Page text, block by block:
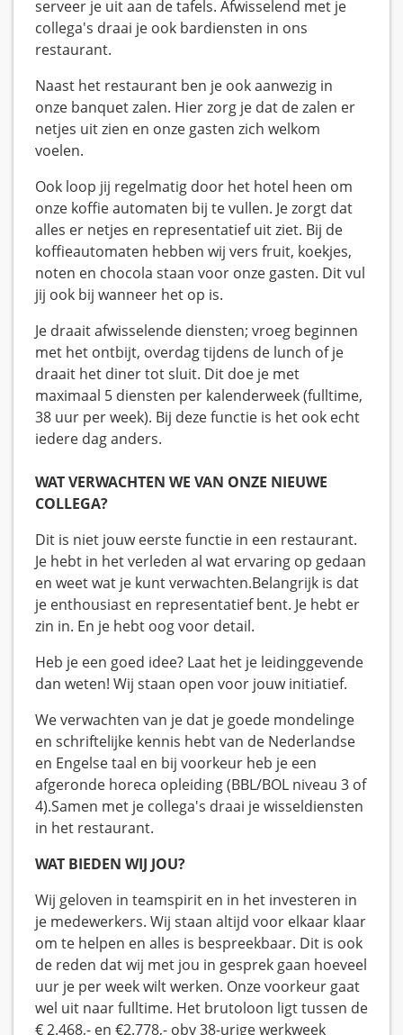
serveer je uit aan de tafels. Afwisselend met je
collega's draai je ook bardiensten in ons
restaurant.
Naast het restaurant ben je ook aanwezig in
onze banquet zalen. Hier zorg je dat de zalen er
netjes uit zien en onze gasten zich welkom
voelen.
Ook loop jij regelmatig door het hotel heen om
onze koffie automaten bij te vullen. Je zorgt dat
alles er netjes en representatief uit ziet. Bij de
koffieautomaten hebben wij vers fruit, koekjes,
noten en chocola staan voor onze gasten. Dit vul
jij ook bij wanneer het op is.
Je draait afwisselende diensten; vroeg beginnen
met het ontbijt, overdag tijdens de lunch of je
draait het diner tot sluit. Dit doe je met
maximaal 5 diensten per kalenderweek (fulltime,
38 uur per week). Bij deze functie is het ook echt
iedere dag anders.
WAT VERWACHTEN WE VAN ONZE NIEUWE
COLLEGA?
Dit is niet jouw eerste functie in een restaurant.
Je hebt in het verleden al wat ervaring op gedaan
en weet wat je kunt verwachten.Belangrijk is dat
je enthousiast en representatief bent. Je hebt er
zin in. En je hebt oog voor detail.
Heb je een goed idee? Laat het je leidinggevende
dan weten! Wij staan open voor jouw initiatief.
We verwachten van je dat je goede mondelinge
en schriftelijke kennis hebt van de Nederlandse
en Engelse taal en bij voorkeur heb je een
afgeronde horeca opleiding (BBL/BOL niveau 3 of
4).Samen met je collega's draai je wisseldiensten
in het restaurant.
WAT BIEDEN WIJ JOU?
Wij geloven in teamspirit en in het investeren in
je medewerkers. Wij staan altijd voor elkaar klaar
om te helpen en alles is bespreekbaar. Dit is ook
de reden dat wij met jou in gesprek gaan hoeveel
uur je per week wilt werken. Onze voorkeur gaat
wel uit naar fulltime. Het brutoloon ligt tussen de
€ 2.468,- en €2.778,- obv 38-urige werkweek